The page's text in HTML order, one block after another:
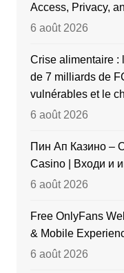
Access, Privacy,
6 août 2026
Crise alimentaire :
de 7 milliards de
vulnérables et le
6 août 2026
Пин Ап Казино –
Casino | Входи и
6 août 2026
Free OnlyFans
& Mobile
6 août 2026